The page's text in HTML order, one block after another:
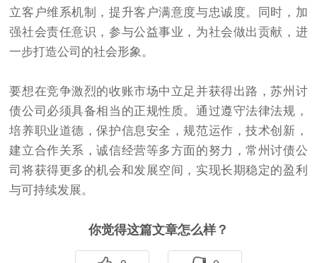
立客户维系机制，提升客户满意度与忠诚度。同时，加
强社会责任意识，参与公益事业，为社会做出贡献，进
一步打造公司的社会形象。
要想在竞争激烈的收账市场中立足并获得出路，苏州讨
债公司必须具备相当的正规性质。通过遵守法律法规，
培养职业道德，保护信息安全，规范运作，技术创新，
建立合作关系，诚信经营等多方面的努力，常州讨债公
司将获得更多的机会和发展空间，实现长期稳定的盈利
与可持续发展。
你觉得这篇文章怎么样？